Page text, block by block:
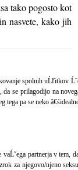
tako pogosto kot
nasvete, kako jih
spolnih uĹľitkov
se prilagodijo na
tega pa se neko
partnerja v tem,
za njegovo/njeno